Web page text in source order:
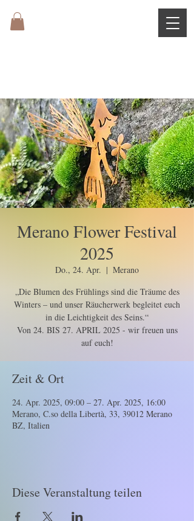
Merano Flower Festival
2025
Do., 24. Apr.
  |
Merano
„Die Blumen des Frühlings sind die Träume des
Winters – und unser Räucherwerk begleitet euch
in die Leichtigkeit des Seins.“
Von 24. BIS 27. APRIL 2025 - wir freuen uns
Zeit & Ort
24. Apr. 2025, 09:00 – 27. Apr. 2025, 16:00
Merano, C.so della Libertà, 33, 39012 Merano
BZ, Italien
Diese Veranstaltung teilen